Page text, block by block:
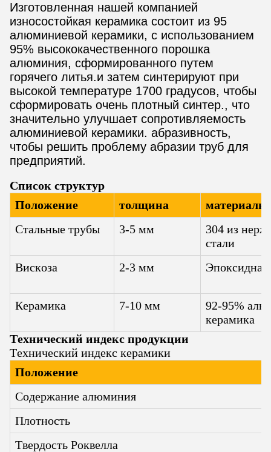
Изготовленная нашей компанией
износостойкая керамика состоит из 95
алюминиевой керамики, с использованием
95% высококачественного порошка
алюминия, сформированного путем
горячего литья.и затем синтерируют при
высокой температуре 1700 градусов, чтобы
сформировать очень плотный синтер., что
значительно улучшает сопротивляемость
алюминиевой керамики. абразивность,
чтобы решить проблему абразии труб для
предприятий.
Список структур
Положение
толщина
материалы
Стальные трубы
3-5 мм
304 из
стали
Вискоза
2-3 мм Эпоксидная
Керамика 7-10 мм
92-95%
керамика
Технический индекс продукции
Технический индекс керамики
Положение
Содержание алюминия
Плотность
Твердость Роквелла